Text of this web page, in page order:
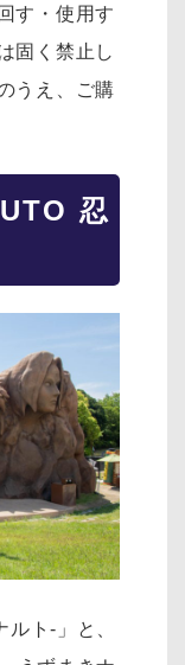
す・使用す
固く禁止し
うえ、ご購
忍
ト-」と、